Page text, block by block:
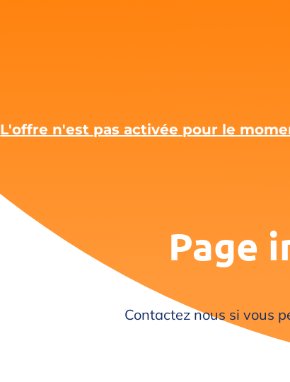
L'offre n'est pas activée pour le
Page
Contactez nous si vous